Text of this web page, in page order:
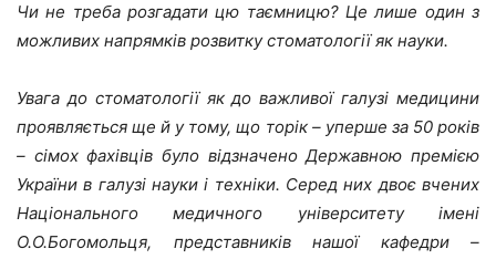
Чи не треба розгадати цю таємницю? Це лише один з
можливих напрямків розвитку стоматології як науки.
Увага до стоматології як до важливої галузі медицини
проявляється ще й у тому, що торік – уперше за 50 років
– сімох фахівців було відзначено Державною премією
України в галузі науки і техніки. Серед них двоє вчених
Національного медичного університету імені
О.О.Богомольця, представників нашої кафедри –